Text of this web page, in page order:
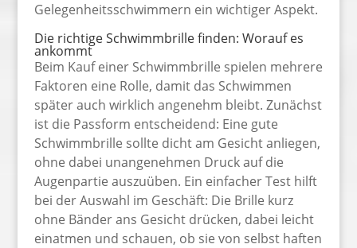
Gelegenheitsschwimmern ein wichtiger Aspekt.
Die richtige Schwimmbrille finden: Worauf es
ankommt
Beim Kauf einer Schwimmbrille spielen mehrere
Faktoren eine Rolle, damit das Schwimmen
später auch wirklich angenehm bleibt. Zunächst
ist die Passform entscheidend: Eine gute
Schwimmbrille sollte dicht am Gesicht anliegen,
ohne dabei unangenehmen Druck auf die
Augenpartie auszuüben. Ein einfacher Test hilft
bei der Auswahl im Geschäft: Die Brille kurz
ohne Bänder ans Gesicht drücken, dabei leicht
einatmen und schauen, ob sie von selbst haften